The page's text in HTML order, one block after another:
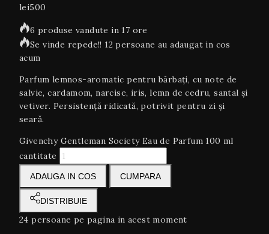
lei500
6 produse vandute in 17 ore
Se vinde repede!! 12 persoane au adaugat in cos
acum
Parfum lemnos-aromatic pentru bărbați, cu note de
salvie, cardamom, narcise, iris, lemn de cedru, santal și
vetiver. Persistență ridicată, potrivit pentru zi și
seară.
Givenchy Gentleman Society Eau de Parfum 100 ml
cantitate
ADAUGA IN COS CUMPARA
DISTRIBUIE
24 persoane pe pagina in acest moment